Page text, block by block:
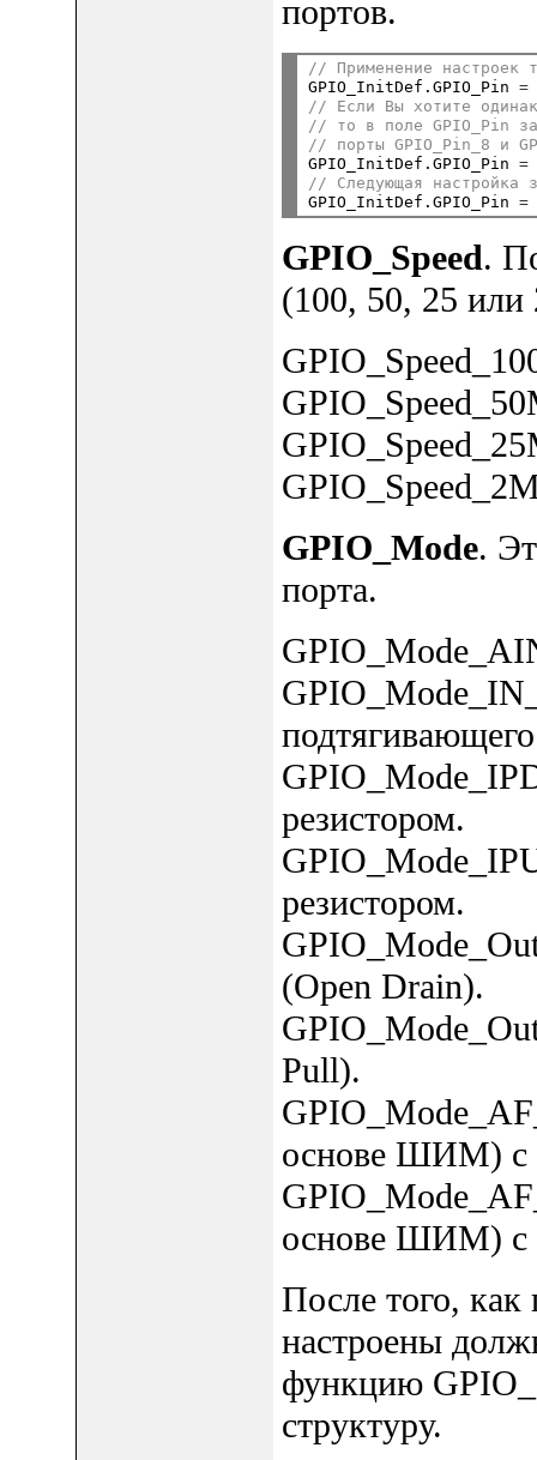
портов.
// Применение настроек
GPIO_InitDef.GPIO_Pin =
// Если Вы хотите
// то в поле GPIO_Pin
// порты GPIO_Pin_8 и
GPIO_InitDef.GPIO_Pin =
// Следующая настройка
GPIO_InitDef.GPIO_Pin =
GPIO_Speed.
(100, 50, 25
GPIO_Mode.
порта.
резистором.
резистором.
(Open Drain).
Pull).
основе ШИМ) с
основе ШИМ) с
После того,
настроены
функцию
структуру.